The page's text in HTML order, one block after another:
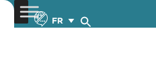
FR